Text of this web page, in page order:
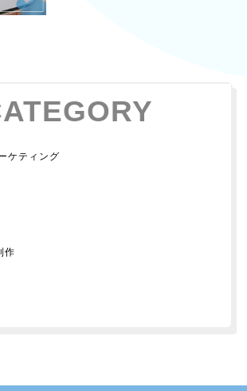
ケティング
作